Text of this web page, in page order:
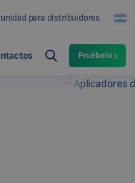
para distribuidores
Pruébelo